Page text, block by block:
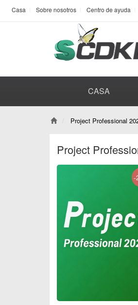
Casa Sobre nosotros Centro de ayuda
CASA
Project Professional
Project
-